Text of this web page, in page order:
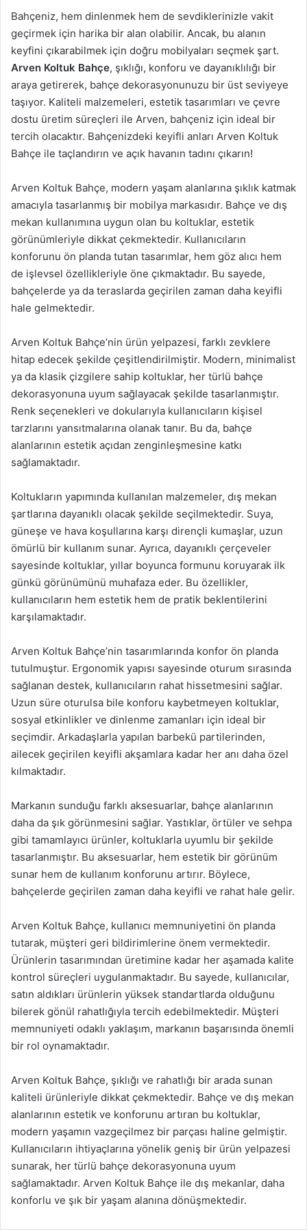
Bahçeniz, hem dinlenmek hem de sevdiklerinizle vakit
geçirmek için harika bir alan olabilir. Ancak, bu alanın
keyfini çıkarabilmek için doğru mobilyaları seçmek şart.
Arven Koltuk Bahçe, şıklığı, konforu ve dayanıklılığı bir
araya getirerek, bahçe dekorasyonunuzu bir üst seviyeye
taşıyor. Kaliteli malzemeleri, estetik tasarımları ve çevre
dostu üretim süreçleri ile Arven, bahçeniz için ideal bir
tercih olacaktır. Bahçenizdeki keyifli anları Arven Koltuk
Bahçe ile taçlandırın ve açık havanın tadını çıkarın!
Arven Koltuk Bahçe, modern yaşam alanlarına şıklık katmak
amacıyla tasarlanmış bir mobilya markasıdır. Bahçe ve dış
mekan kullanımına uygun olan bu koltuklar, estetik
görünümleriyle dikkat çekmektedir. Kullanıcıların
konforunu ön planda tutan tasarımlar, hem göz alıcı hem
de işlevsel özellikleriyle öne çıkmaktadır. Bu sayede,
bahçelerde ya da teraslarda geçirilen zaman daha keyifli
hale gelmektedir.
Arven Koltuk Bahçe’nin ürün yelpazesi, farklı zevklere
hitap edecek şekilde çeşitlendirilmiştir. Modern, minimalist
ya da klasik çizgilere sahip koltuklar, her türlü bahçe
dekorasyonuna uyum sağlayacak şekilde tasarlanmıştır.
Renk seçenekleri ve dokularıyla kullanıcıların kişisel
tarzlarını yansıtmalarına olanak tanır. Bu da, bahçe
alanlarının estetik açıdan zenginleşmesine katkı
sağlamaktadır.
Koltukların yapımında kullanılan malzemeler, dış mekan
şartlarına dayanıklı olacak şekilde seçilmektedir. Suya,
güneşe ve hava koşullarına karşı dirençli kumaşlar, uzun
ömürlü bir kullanım sunar. Ayrıca, dayanıklı çerçeveler
sayesinde koltuklar, yıllar boyunca formunu koruyarak ilk
günkü görünümünü muhafaza eder. Bu özellikler,
kullanıcıların hem estetik hem de pratik beklentilerini
karşılamaktadır.
Arven Koltuk Bahçe’nin tasarımlarında konfor ön planda
tutulmuştur. Ergonomik yapısı sayesinde oturum sırasında
sağlanan destek, kullanıcıların rahat hissetmesini sağlar.
Uzun süre oturulsa bile konforu kaybetmeyen koltuklar,
sosyal etkinlikler ve dinlenme zamanları için ideal bir
seçimdir. Arkadaşlarla yapılan barbekü partilerinden,
ailecek geçirilen keyifli akşamlara kadar her anı daha özel
kılmaktadır.
Markanın sunduğu farklı aksesuarlar, bahçe alanlarının
daha da şık görünmesini sağlar. Yastıklar, örtüler ve sehpa
gibi tamamlayıcı ürünler, koltuklarla uyumlu bir şekilde
tasarlanmıştır. Bu aksesuarlar, hem estetik bir görünüm
sunar hem de kullanım konforunu artırır. Böylece,
bahçelerde geçirilen zaman daha keyifli ve rahat hale gelir.
Arven Koltuk Bahçe, kullanıcı memnuniyetini ön planda
tutarak, müşteri geri bildirimlerine önem vermektedir.
Ürünlerin tasarımından üretimine kadar her aşamada kalite
kontrol süreçleri uygulanmaktadır. Bu sayede, kullanıcılar,
satın aldıkları ürünlerin yüksek standartlarda olduğunu
bilerek gönül rahatlığıyla tercih edebilmektedir. Müşteri
memnuniyeti odaklı yaklaşım, markanın başarısında önemli
bir rol oynamaktadır.
Arven Koltuk Bahçe, şıklığı ve rahatlığı bir arada sunan
kaliteli ürünleriyle dikkat çekmektedir. Bahçe ve dış mekan
alanlarının estetik ve konforunu artıran bu koltuklar,
modern yaşamın vazgeçilmez bir parçası haline gelmiştir.
Kullanıcıların ihtiyaçlarına yönelik geniş bir ürün yelpazesi
sunarak, her türlü bahçe dekorasyonuna uyum
sağlamaktadır. Arven Koltuk Bahçe ile dış mekanlar, daha
konforlu ve şık bir yaşam alanına dönüşmektedir.